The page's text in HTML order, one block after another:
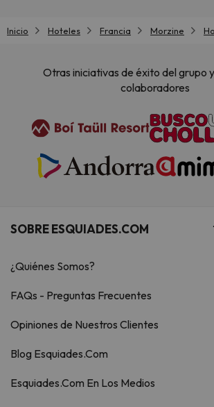
Inicio Hoteles Francia Morzine
Otras iniciativas de éxito del grupo
colaboradores
SOBRE ESQUIADES.COM
¿Quiénes Somos?
FAQs - Preguntas Frecuentes
Opiniones de Nuestros Clientes
Blog Esquiades.Com
Esquiades.Com En Los Medios